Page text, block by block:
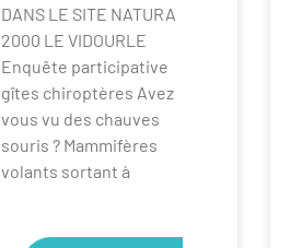
DANS LE SITE NATURA
2000 LE VIDOURLE
Enquête participative
gîtes chiroptères Avez
vous vu des chauves
souris ? Mammifères
volants sortant à